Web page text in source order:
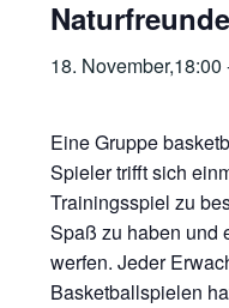
18. November,18:00
Eine Gruppe
Spieler trifft sich
Trainingsspiel zu
Spaß zu haben und
werfen. Jeder
Basketballspielen